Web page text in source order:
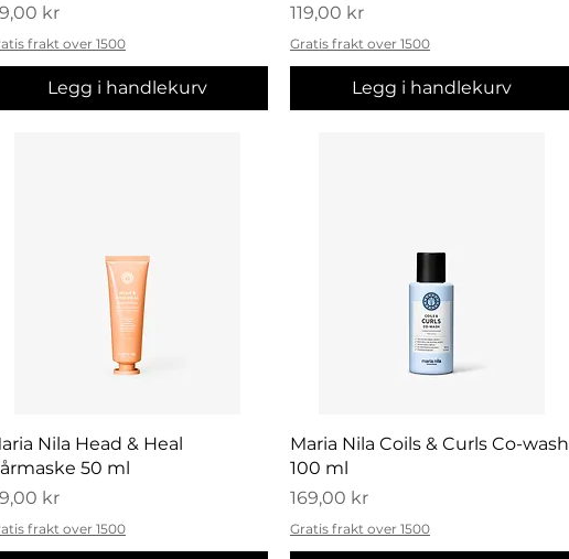
kr
frakt over 1500
Legg i handlekurv
Pris
119,00 kr
Gratis frakt over 1500
Legg i handlekurv
Hurtigvisning
Nila Head & Heal
50 ml
kr
frakt over 1500
Hurtigvisning
Maria Nila Coils & Curls Co-wash
100 ml
Pris
169,00 kr
Gratis frakt over 1500